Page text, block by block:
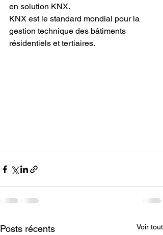
en solution KNX.
KNX est le standard mondial pour la
gestion technique des bâtiments
résidentiels et tertiaires.
Posts récents Voir tout